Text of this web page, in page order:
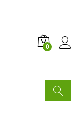
0